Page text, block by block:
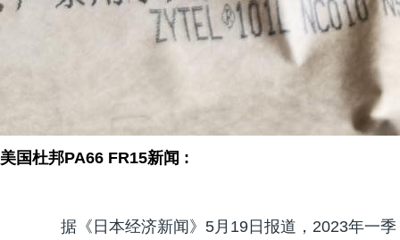
美国杜邦PA66 FR15新闻 :
据《日本经济新闻》5月19日报道，2023年一季